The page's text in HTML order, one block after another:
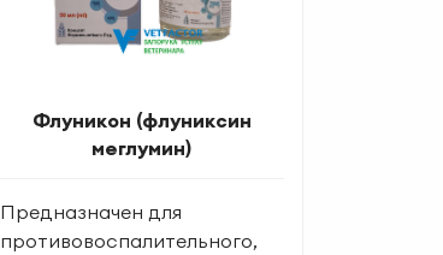
Флуникон (флуниксин
меглумин)
Предназначен для
противовоспалительного,